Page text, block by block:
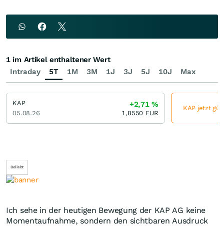
Beliebt
Ich sehe in der heutigen Bewegung der KAP AG keine
Momentaufnahme, sondern den sichtbaren Ausdruck
Intraday 5T 1M 3M 1J 3J 5J 10J Max
1 im Artikel enthaltener Wert
KAP
05.08.26
+2,71%
1,8550 EUR
KAP jetzt